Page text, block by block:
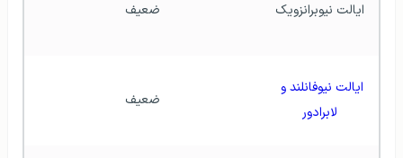
ایالت نیوبرانزویک ضعیف
لابرادور
ضعیف